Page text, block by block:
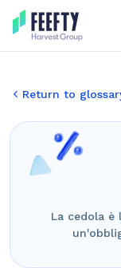
Return to
La cedola è